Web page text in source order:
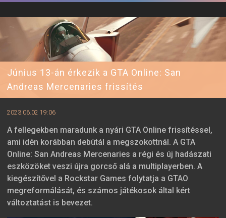
Június 13-án érkezik a GTA Online: San
Andreas Mercenaries frissítés
2023.06.02 19:06
A fellegekben maradunk a nyári GTA Online frissítéssel,
ami idén korábban debütál a megszokottnál. A GTA
Online: San Andreas Mercenaries a régi és új hadászati
eszközöket veszi újra gorcső alá a multiplayerben. A
kiegészítővel a Rockstar Games folytatja a GTAO
megreformálását, és számos játékosok által kért
változtatást is bevezet.